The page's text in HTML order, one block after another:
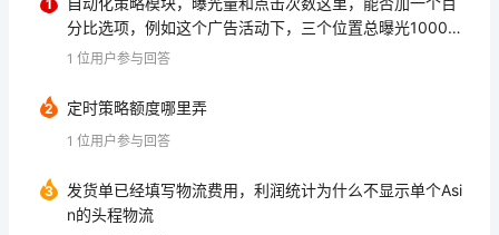
1
分比选项，例如这个广告活动下，三个位置总曝光10000
次，其中首页1000次，搜索结果其余位置2000次，商品
结果首页 的次数占比低于50的时候， 我就在相应位置加bi
1 位用户参与回答
2 定时策略额度哪里弄
1 位用户参与回答
3
发货单已经填写物流费用，利润统计为什么不显示单个Asi
n的头程物流